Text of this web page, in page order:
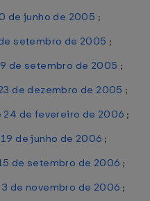
de junho de 2005 ;
setembro de 2005 ;
de setembro de 2005 ;
de dezembro de 2005 ;
24 de fevereiro de 2006 ;
de junho de 2006 ;
de setembro de 2006 ;
de novembro de 2006 ;